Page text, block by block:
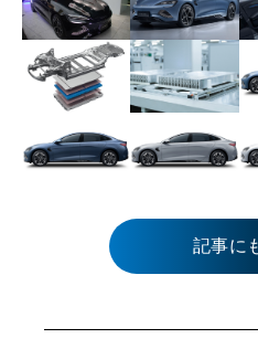
記事に